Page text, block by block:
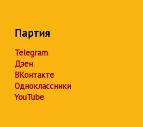
Партия
Telegram
Дзен
ВКонтакте
Одноклассники
YouTube